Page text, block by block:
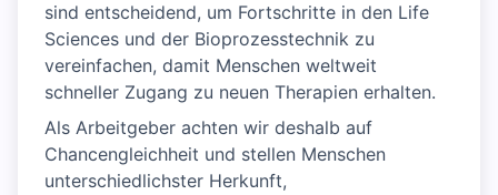
sind entscheidend, um Fortschritte in den Life
Sciences und der Bioprozesstechnik zu
vereinfachen, damit Menschen weltweit
schneller Zugang zu neuen Therapien erhalten.
Als Arbeitgeber achten wir deshalb auf
Chancengleichheit und stellen Menschen
unterschiedlichster Herkunft,